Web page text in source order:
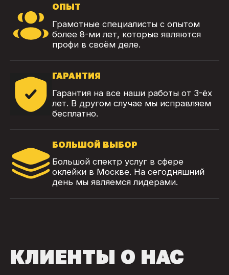
ОПЫТ
Грамотные специалисты с опытом
более 8-ми лет, которые являются
профи в своём деле.
ГАРАНТИЯ
Гарантия на все наши работы от 3-ёх
лет. В другом случае мы исправляем
бесплатно.
БОЛЬШОЙ ВЫБОР
Большой спектр услуг в сфере
оклейки в Москве. На сегодняшний
день мы являемся лидерами.
КЛИЕНТЫ О НАС